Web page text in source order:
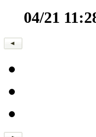
04/21